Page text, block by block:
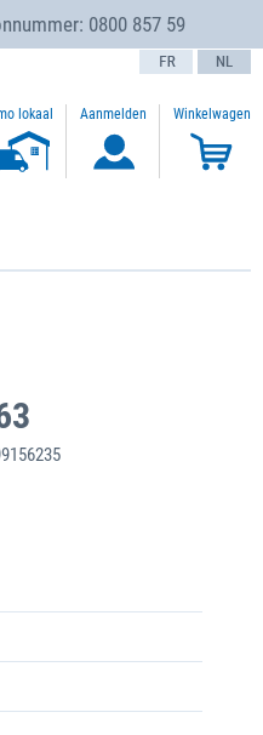
0800 857 59
text.language
lokaal Aanmelden Winkelwagen